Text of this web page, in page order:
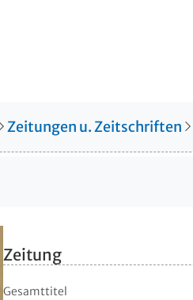
Zeitungen u. Zeitschriften
Zeitung
Gesamttitel